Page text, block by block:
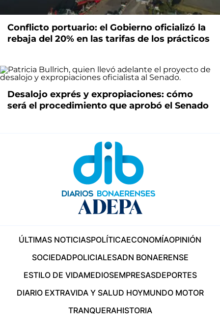
Conflicto portuario: el Gobierno oficializó la
rebaja del 20% en las tarifas de los prácticos
Desalojo exprés y expropiaciones: cómo
será el procedimiento que aprobó el Senado
ÚLTIMAS NOTICIASPOLÍTICAECONOMÍAOPINIÓN
SOCIEDADPOLICIALESADN BONAERENSE
ESTILO DE VIDAMEDIOSEMPRESASDEPORTES
DIARIO EXTRAVIDA Y SALUD HOYMUNDO MOTOR
TRANQUERAHISTORIA